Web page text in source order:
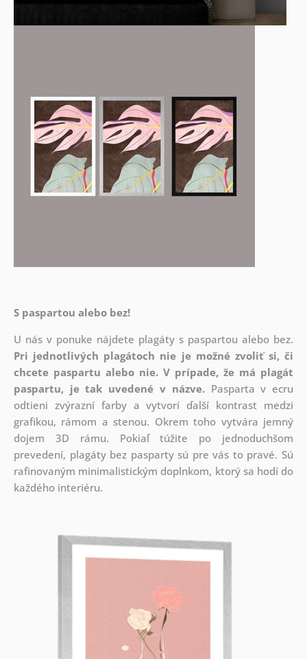
S paspartou alebo bez!
U nás v ponuke nájdete plagáty s paspartou alebo bez.
Pri jednotlivých plagátoch nie je možné zvoliť si, či
chcete paspartu alebo nie. V prípade, že má plagát
paspartu, je tak uvedené v názve.Pasparta v ecru
odtieni zvýrazní farby a vytvorí ďalší kontrast medzi
grafikou, rámom a stenou. Okrem toho vytvára jemný
dojem 3D rámu. Pokiaľ túžite po jednoduchšom
prevedení, plagáty bez pasparty sú pre vás to pravé. Sú
rafinovaným minimalistickým doplnkom, ktorý sa hodí do
každého interiéru.